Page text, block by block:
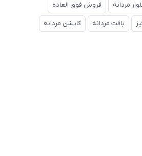
مردانه فروش فوق العاده
بافت مردانه کاپشن مردانه